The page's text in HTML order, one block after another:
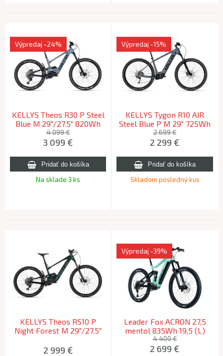
KELLYS Theos R30 P Steel
Blue M 29"/27.5" 820Wh
2025 (168-180cm)
Výpredaj -24%
4 099 €
3 099 €
Na sklade 3 ks
KELLYS Tygon R10 AIR
Steel Blue P M 29" 725Wh
2025 (169-180cm)
Výpredaj -15%
2 699 €
2 299 €
Skladom posledný kus
KELLYS Theos RS10 P
Night Forest M 29"/27.5"
2 999 €
Leader Fox ACRON 27,5
mentol 835Wh 19,5 (L)
2024 (170-180cm)
Výpredaj -39%
4 400 €
2 699 €